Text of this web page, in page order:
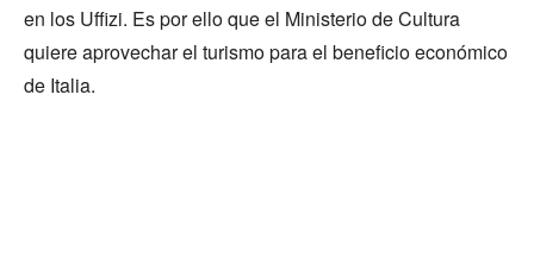
en los Uffizi. Es por ello que el Ministerio de Cultura
quiere aprovechar el turismo para el beneficio económico
de Italia.